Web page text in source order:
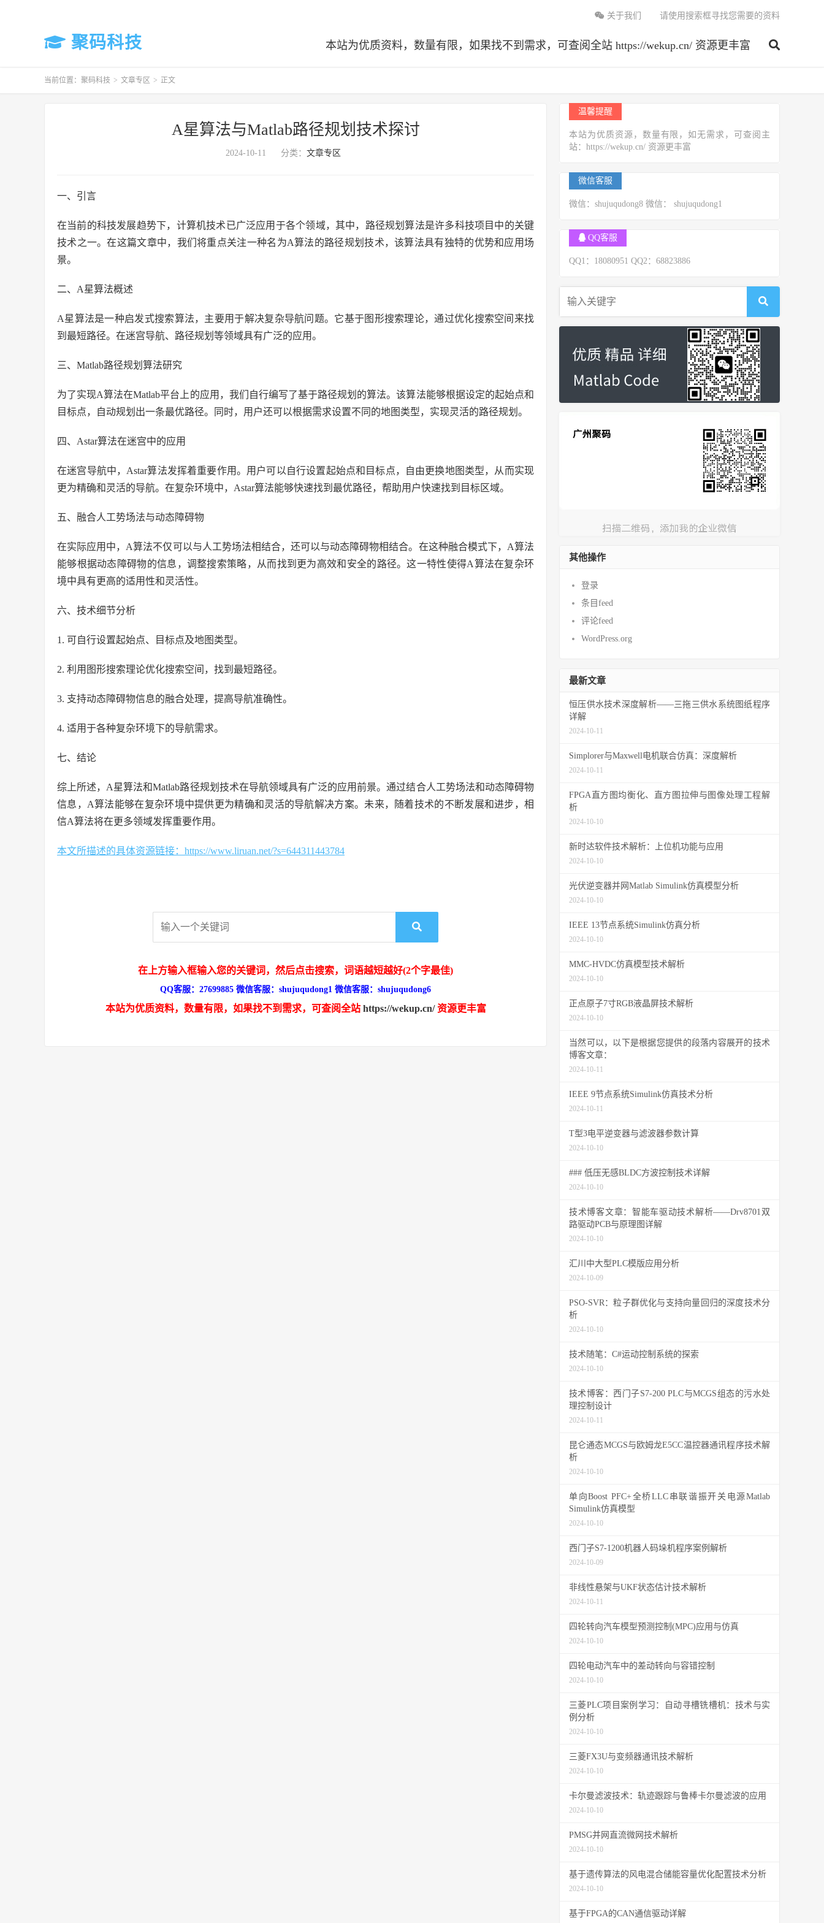
聚码科技 本站为优质资料，数量有限，如果找不到需求，可查阅全站 https://wekup.cn/ 资源更丰富
关于我们 请使用搜索框寻找您需要的资料
当前位置： 聚码科技 > 文章专区 > 正文
A星算法与Matlab路径规划技术探讨
2024-10-11 分类： 文章专区
一、引言
在当前的科技发展趋势下，计算机技术已广泛应用于各个领域，其中，路径规划算法是许多科技项目中的关键
技术之一。在这篇文章中，我们将重点关注一种名为A算法的路径规划技术，该算法具有独特的优势和应用场
景。
二、A星算法概述
A星算法是一种启发式搜索算法，主要用于解决复杂导航问题。它基于图形搜索理论，通过优化搜索空间来找
到最短路径。在迷宫导航、路径规划等领域具有广泛的应用。
三、Matlab路径规划算法研究
为了实现A算法在Matlab平台上的应用，我们自行编写了基于路径规划的算法。该算法能够根据设定的起始点和
目标点，自动规划出一条最优路径。同时，用户还可以根据需求设置不同的地图类型，实现灵活的路径规划。
四、Astar算法在迷宫中的应用
在迷宫导航中，Astar算法发挥着重要作用。用户可以自行设置起始点和目标点，自由更换地图类型，从而实现
更为精确和灵活的导航。在复杂环境中，Astar算法能够快速找到最优路径，帮助用户快速找到目标区域。
五、融合人工势场法与动态障碍物
在实际应用中，A算法不仅可以与人工势场法相结合，还可以与动态障碍物相结合。在这种融合模式下，A算法
能够根据动态障碍物的信息，调整搜索策略，从而找到更为高效和安全的路径。这一特性使得A算法在复杂环
境中具有更高的适用性和灵活性。
六、技术细节分析
1. 可自行设置起始点、目标点及地图类型。
2. 利用图形搜索理论优化搜索空间，找到最短路径。
3. 支持动态障碍物信息的融合处理，提高导航准确性。
4. 适用于各种复杂环境下的导航需求。
七、结论
综上所述，A星算法和Matlab路径规划技术在导航领域具有广泛的应用前景。通过结合人工势场法和动态障碍物
信息，A算法能够在复杂环境中提供更为精确和灵活的导航解决方案。未来，随着技术的不断发展和进步，相
信A算法将在更多领域发挥重要作用。
本文所描述的具体资源链接：https://www.liruan.net/?s=644311443784
在上方输入框输入您的关键词，然后点击搜索，词语越短越好(2个字最佳)
QQ客服：27699885 微信客服：shujuqudong1 微信客服：shujuqudong6
本站为优质资料，数量有限，如果找不到需求，可查阅全站 https://wekup.cn/资源更丰富
温馨提醒
本站为优质资源，数量有限，如无需求，可查阅主
站：https://wekup.cn/ 资源更丰富
微信客服
微信：shujuqudong8 微信： shujuqudong1
QQ客服
QQ1：18080951 QQ2：68823886
其他操作
登录
条目feed
评论feed
WordPress.org
最新文章
恒压供水技术深度解析——三拖三供水系统图纸程序
详解
2024-10-11
Simplorer与Maxwell电机联合仿真：深度解析
2024-10-11
FPGA直方图均衡化、直方图拉伸与图像处理工程解
析
2024-10-10
新时达软件技术解析：上位机功能与应用
2024-10-10
光伏逆变器并网Matlab Simulink仿真模型分析
2024-10-10
IEEE 13节点系统Simulink仿真分析
2024-10-10
MMC-HVDC仿真模型技术解析
2024-10-10
正点原子7寸RGB液晶屏技术解析
2024-10-10
当然可以，以下是根据您提供的段落内容展开的技术
博客文章：
2024-10-11
IEEE 9节点系统Simulink仿真技术分析
2024-10-11
T型3电平逆变器与滤波器参数计算
2024-10-10
### 低压无感BLDC方波控制技术详解
2024-10-10
技术博客文章：智能车驱动技术解析——Drv8701双
路驱动PCB与原理图详解
2024-10-10
汇川中大型PLC模版应用分析
2024-10-09
PSO-SVR：粒子群优化与支持向量回归的深度技术分
析
2024-10-10
技术随笔：C#运动控制系统的探索
2024-10-10
技术博客：西门子S7-200 PLC与MCGS组态的污水处
理控制设计
2024-10-11
昆仑通态MCGS与欧姆龙E5CC温控器通讯程序技术解
析
2024-10-10
单向Boost PFC+全桥LLC串联谐振开关电源Matlab
Simulink仿真模型
2024-10-10
西门子S7-1200机器人码垛机程序案例解析
2024-10-09
非线性悬架与UKF状态估计技术解析
2024-10-11
四轮转向汽车模型预测控制(MPC)应用与仿真
2024-10-10
四轮电动汽车中的差动转向与容错控制
2024-10-10
三菱PLC项目案例学习：自动寻槽铣槽机：技术与实
例分析
2024-10-10
三菱FX3U与变频器通讯技术解析
2024-10-10
卡尔曼滤波技术：轨迹跟踪与鲁棒卡尔曼滤波的应用
2024-10-10
PMSG并网直流微网技术解析
2024-10-10
基于遗传算法的风电混合储能容量优化配置技术分析
2024-10-10
基于FPGA的CAN通信驱动详解